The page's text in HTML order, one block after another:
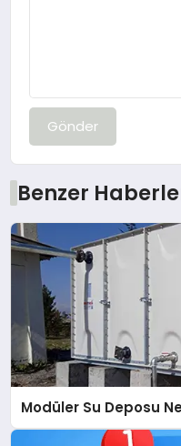
Gönder
Benzer
Modüler Su Deposu